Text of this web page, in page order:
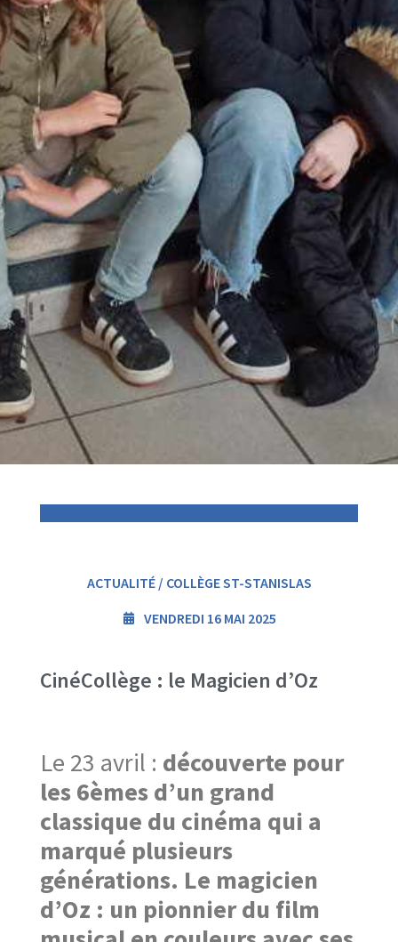
ACTUALITÉ / COLLÈGE ST-STANISLAS
VENDREDI 16 MAI 2025
CinéCollège : le Magicien d’Oz
Le 23 avril : découverte pour
les 6èmes d’un grand
classique du cinéma qui a
marqué plusieurs
générations. Le magicien
d’Oz : un pionnier du film